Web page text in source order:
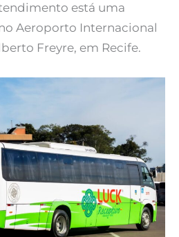
está uma
Aeroporto Internacional
Freyre, em Recife.